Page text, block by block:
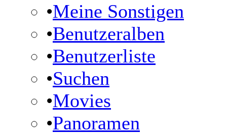
•Meine Sonstigen
•Benutzeralben
•Benutzerliste
•Suchen
•Movies
•Panoramen